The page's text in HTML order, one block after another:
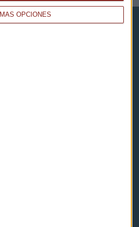
MÁS OPCIONES